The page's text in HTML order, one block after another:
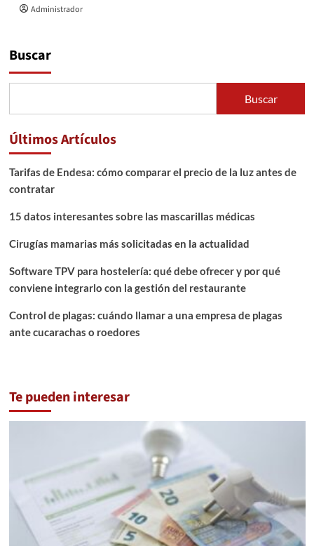
Administrador
Buscar
Buscar
Últimos Artículos
Tarifas de Endesa: cómo comparar el precio de la luz antes de
contratar
15 datos interesantes sobre las mascarillas médicas
Cirugías mamarias más solicitadas en la actualidad
Software TPV para hostelería: qué debe ofrecer y por qué
conviene integrarlo con la gestión del restaurante
Control de plagas: cuándo llamar a una empresa de plagas
ante cucarachas o roedores
Te pueden interesar